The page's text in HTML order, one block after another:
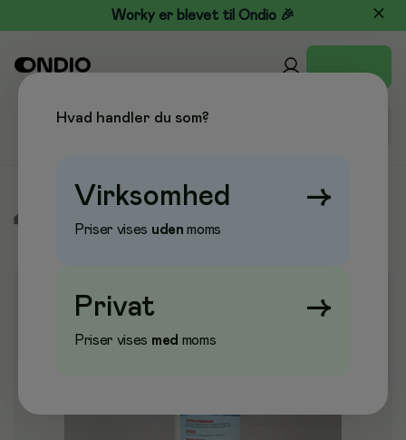
Worky er blevet til Ondio 🎉
Hvad handler du som?
Virksomhed →
Priser vises uden moms
Privat →
Priser vises med moms